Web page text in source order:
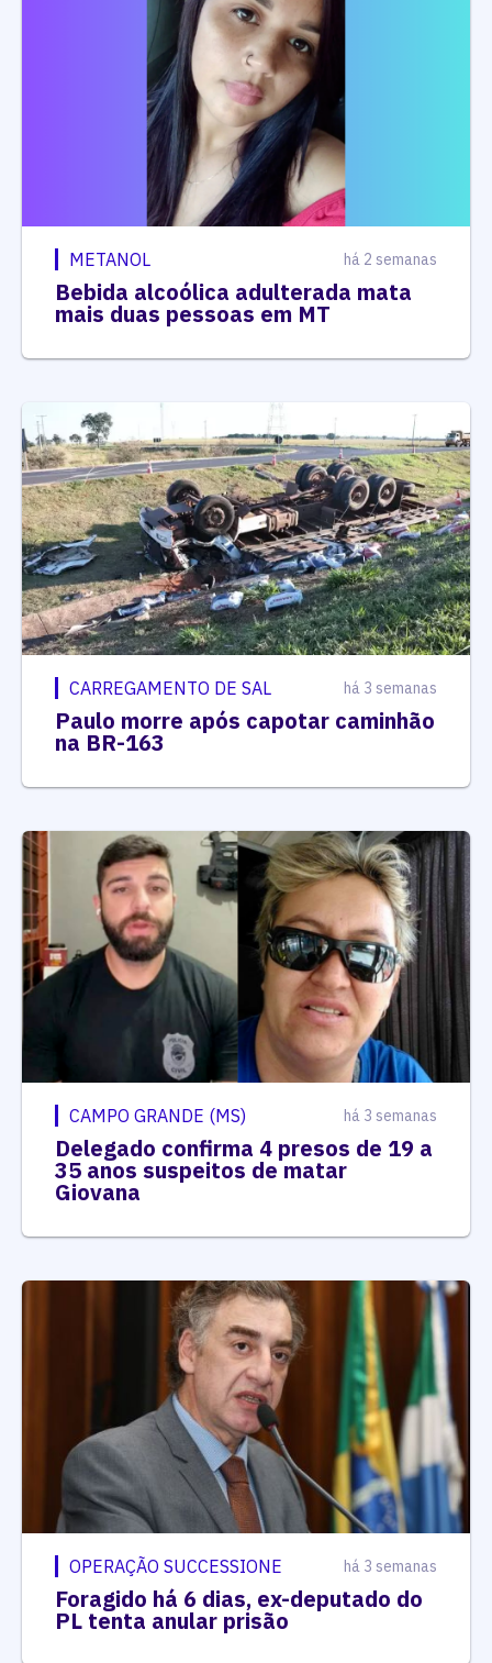
METANOL há 2 semanas
Bebida alcoólica adulterada mata
mais duas pessoas em MT
CARREGAMENTO DE SAL há 3 semanas
Paulo morre após capotar caminhão
na BR-163
CAMPO GRANDE (MS) há 3 semanas
Delegado confirma 4 presos de 19 a
35 anos suspeitos de matar
Giovana
OPERAÇÃO SUCCESSIONE há 3 semanas
Foragido há 6 dias, ex-deputado do
PL tenta anular prisão